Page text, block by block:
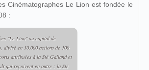
Cinématographes Le Lion est fondée le
:
"Le Lion" au capital de
divisé en 10.000 actions de 100
attribuées à la Sté Galland et
qui reçoivent en outre : la Sté